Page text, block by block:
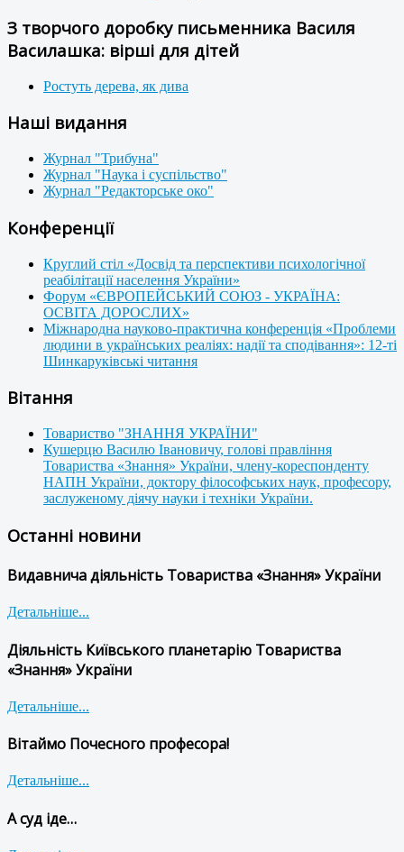
З творчого доробку письменника Василя
Василашка: вірші для дітей
Ростуть дерева, як дива
Наші видання
Журнал "Трибуна"
Журнал "Наука і суспільство"
Журнал "Редакторське око"
Конференції
Круглий стіл «Досвід та перспективи психологічної
реабілітації населення України»
Форум «ЄВРОПЕЙСЬКИЙ СОЮЗ - УКРАЇНА:
ОСВІТА ДОРОСЛИХ»
Міжнародна науково-практична конференція «Проблеми
людини в українських реаліях: надії та сподівання»: 12-ті
Шинкаруківські читання
Вітання
Товариство "ЗНАННЯ УКРАЇНИ"
Кушерцю Василю Івановичу, голові правління
Товариства «Знання» України, члену-кореспонденту
НАПН України, доктору філософських наук, професору,
заслуженому діячу науки і техніки України.
Останні новини
Видавнича діяльність Товариства «Знання» України
Детальніше...
Діяльність Київського планетарію Товариства
«Знання» України
Детальніше...
Вітаймо Почесного професора!
Детальніше...
А суд іде…